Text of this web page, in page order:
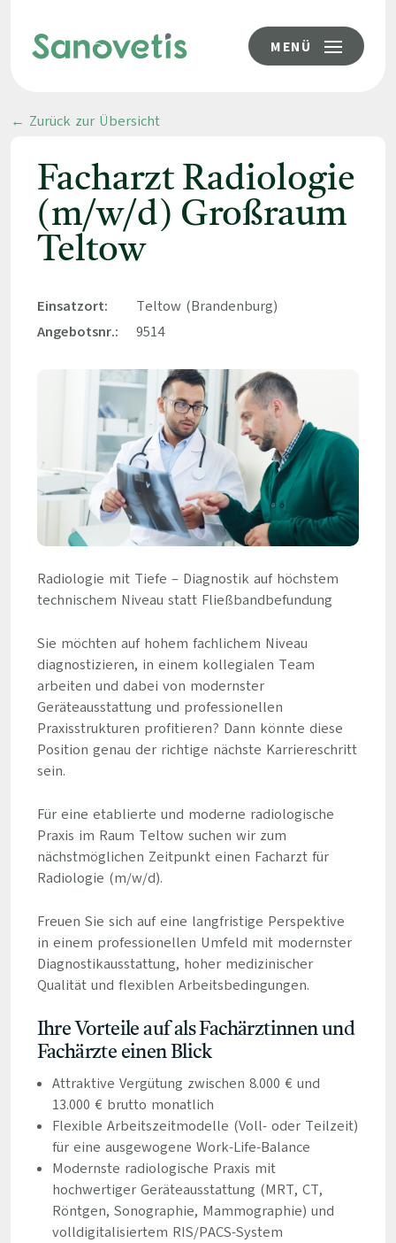
MENÜ
← Zurück zur Übersicht
Facharzt Radiologie
(m/w/d) Großraum
Teltow
Einsatzort:
Teltow (Brandenburg)
Angebotsnr.:
9514
Radiologie mit Tiefe – Diagnostik auf höchstem
technischem Niveau statt Fließbandbefundung
Sie möchten auf hohem fachlichem Niveau
diagnostizieren, in einem kollegialen Team
arbeiten und dabei von modernster
Geräteausstattung und professionellen
Praxisstrukturen profitieren? Dann könnte diese
Position genau der richtige nächste Karriereschritt
sein.
Für eine etablierte und moderne radiologische
Praxis im Raum Teltow suchen wir zum
nächstmöglichen Zeitpunkt einen Facharzt für
Radiologie (m/w/d).
Freuen Sie sich auf eine langfristige Perspektive
in einem professionellen Umfeld mit modernster
Diagnostikausstattung, hoher medizinischer
Qualität und flexiblen Arbeitsbedingungen.
Ihre Vorteile auf als Fachärztinnen und
Fachärzte einen Blick
Attraktive Vergütung zwischen 8.000 € und
13.000 € brutto monatlich
Flexible Arbeitszeitmodelle (Voll- oder Teilzeit)
für eine ausgewogene Work-Life-Balance
Modernste radiologische Praxis mit
hochwertiger Geräteausstattung (MRT, CT,
Röntgen, Sonographie, Mammographie) und
volldigitalisiertem RIS/PACS-System